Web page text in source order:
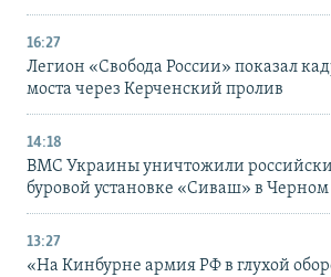
16:27
Легион «Свобода России» показал
моста через Керченский пролив
14:18
ВМС Украины уничтожили
буровой установке «Сиваш» в
13:27
«На Кинбурне армия РФ в глухой